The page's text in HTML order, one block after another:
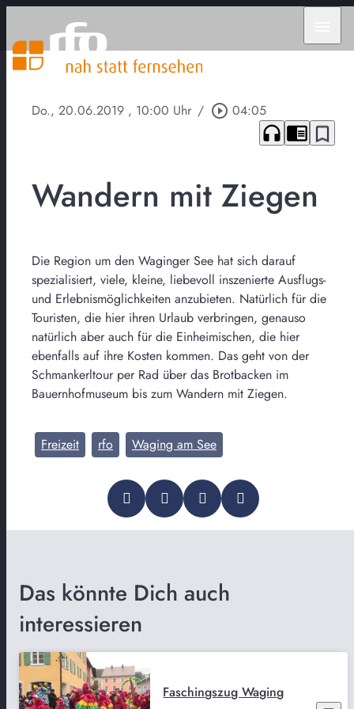
Do., 20.06.2019 , 10:00 Uhr / play_circle_outline 04:05
headphones chrome_reader_mode bookmark_border
Wandern mit Ziegen
Die Region um den Waginger See hat sich darauf
spezialisiert, viele, kleine, liebevoll inszenierte Ausflugs-
und Erlebnismöglichkeiten anzubieten. Natürlich für die
Touristen, die hier ihren Urlaub verbringen, genauso
natürlich aber auch für die Einheimischen, die hier
ebenfalls auf ihre Kosten kommen. Das geht von der
Schmankerltour per Rad über das Brotbacken im
Bauernhofmuseum bis zum Wandern mit Ziegen.
Freizeit rfo Waging am See
Das könnte Dich auch
interessieren
Faschingszug Waging